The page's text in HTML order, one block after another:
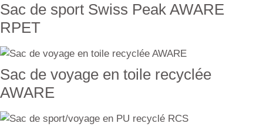
Sac de sport Swiss Peak AWARE
RPET
Sac de voyage en toile recyclée
AWARE